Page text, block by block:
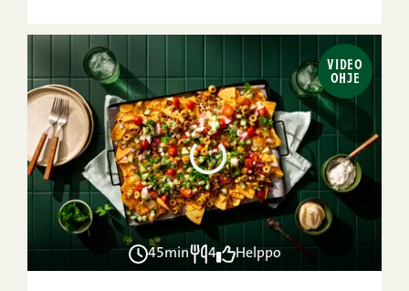
VIDEO
OHJE
45min 4 Helppo